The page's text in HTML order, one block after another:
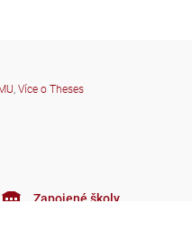
, Více o Theses
Zapojené školy